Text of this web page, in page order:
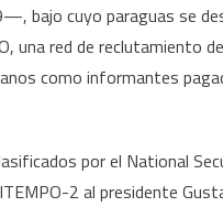
bajo cuyo paraguas se
una red de reclutamiento
como informantes
por el National
2 al presidente